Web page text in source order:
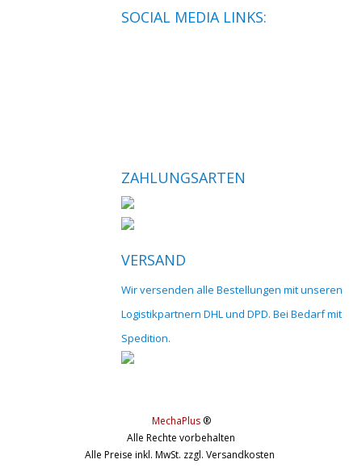
SOCIAL MEDIA LINKS:
ZAHLUNGSARTEN
VERSAND
Wir versenden alle Bestellungen mit unseren
Logistikpartnern DHL und DPD. Bei Bedarf mit
Spedition.
MechaPlus ®
Alle Rechte vorbehalten
Alle Preise inkl. MwSt. zzgl. Versandkosten